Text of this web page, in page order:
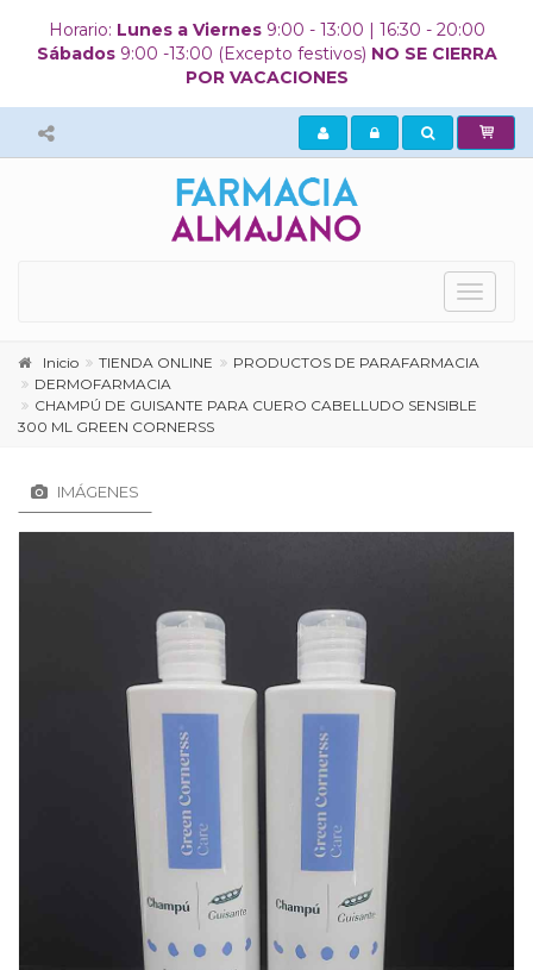
Horario: Lunes a Viernes9:00 - 13:00 | 16:30 - 20:00
Sábados9:00 -13:00 (Excepto festivos) NO SE CIERRA
POR VACACIONES
Mostrar
menú
Inicio TIENDA ONLINE
PRODUCTOS DE PARAFARMACIA
DERMOFARMACIA
CHAMPÚ DE GUISANTE PARA CUERO CABELLUDO SENSIBLE
300 ML GREEN CORNERSS
IMÁGENES